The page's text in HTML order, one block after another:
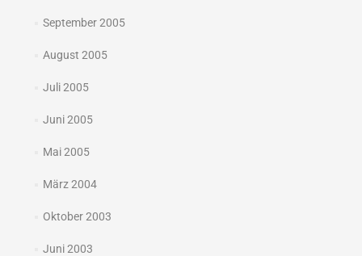
September 2005
August 2005
Juli 2005
Juni 2005
Mai 2005
März 2004
Oktober 2003
Juni 2003